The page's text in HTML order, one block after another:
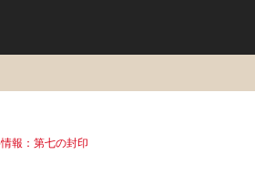
報：第七の封印